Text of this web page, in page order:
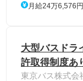
月給24万6,576
大型バスドラ
許取得制度あ
東京バス株式会